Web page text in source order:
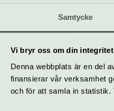
Samtycke
Vi bryr oss om din integritet
Denna webbplats är en del
finansierar vår verksamhet
och för att samla in
Köp